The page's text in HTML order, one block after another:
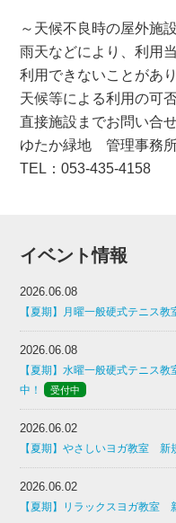
～天候不良時の屋外施
雨天などにより、利用
利用できないことがあり
天候等による利用の可
直接施設までお問い合
ゆたか緑地 管理事務
TEL：053-435-4158
イベント情報
2026.06.08
【夏期】月曜一般硬式テニス
2026.06.08
【夏期】水曜一般硬式テニス
中！
受付中
2026.06.02
【夏期】やさしいヨガ教室 新
2026.06.02
【夏期】リラックスヨガ教室